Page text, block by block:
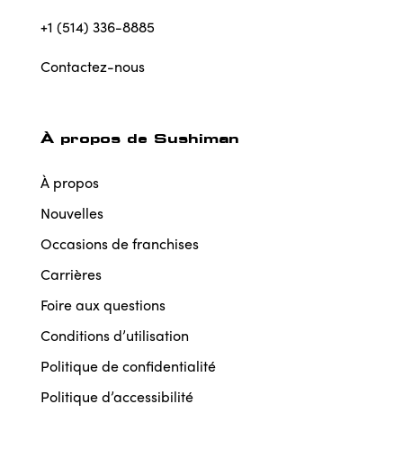
+1 (514) 336-8885
Contactez-nous
À propos de Sushiman
À propos
Nouvelles
Occasions de franchises
Carrières
Foire aux questions
Conditions d’utilisation
Politique de confidentialité
Politique d’accessibilité